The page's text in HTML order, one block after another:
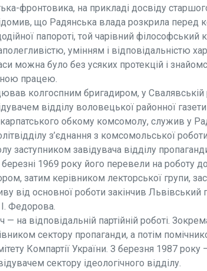
фронтовика, на прикладі досвіду
що Радянська влада розкрила перед
папороті, той чарівний філософський
умінням і відповідальністю
можна було без усяких протекцій і
працею.
колгоспним бригадиром, у Свалявській
відділу воловецької районної
обкому комсомолу, служив у
з’єднання з комсомольської
заступником завідувача відділу
1969 року його перевели на роботу
затим керівником лекторської групи,
від основної роботи закінчив Львівський
І. Федорова.
на відповідальній партійній роботі.
сектору пропаганди, а потім
Компартії України. З березня 1987 року
сектору ідеологічного відділу.